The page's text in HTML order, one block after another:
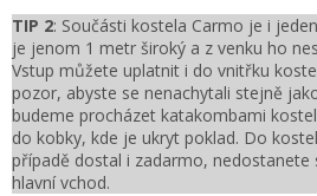
TIP 2: Součásti kostela Carmo je i
je jenom 1 metr široký a z venku ho
Vstup můžete uplatnit i do vnitřku
pozor, abyste se nenachytali stejně
budeme procházet katakombami
do kobky, kde je ukryt poklad. Do
případě dostal i zadarmo, nedostanete
hlavní vchod.